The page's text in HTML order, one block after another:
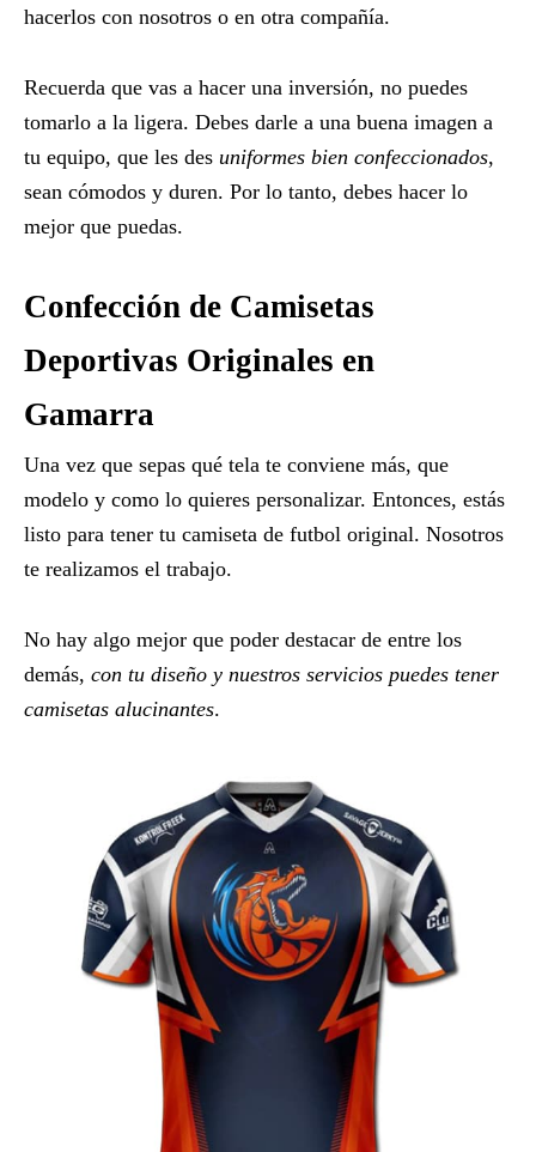
hacerlos con nosotros o en otra compañía.
Recuerda que vas a hacer una inversión, no puedes
tomarlo a la ligera. Debes darle a una buena imagen a
tu equipo, que les des uniformes bien confeccionados,
sean cómodos y duren. Por lo tanto, debes hacer lo
mejor que puedas.
Confección de Camisetas
Deportivas Originales en
Gamarra
Una vez que sepas qué tela te conviene más, que
modelo y como lo quieres personalizar. Entonces, estás
listo para tener tu camiseta de futbol original. Nosotros
te realizamos el trabajo.
No hay algo mejor que poder destacar de entre los
demás, con tu diseño y nuestros servicios puedes tener
camisetas alucinantes.